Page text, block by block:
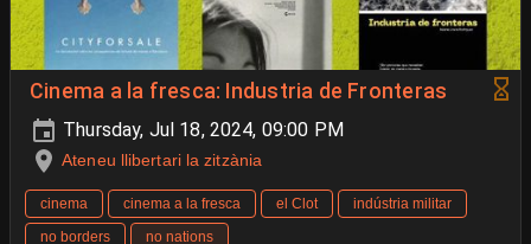
Cinema a la fresca: Industria de Fronteras
Thursday, Jul 18, 2024, 09:00 PM
Ateneu llibertari la zitzània
cinema cinema a la fresca el Clot
indústria militar
no borders
no nations